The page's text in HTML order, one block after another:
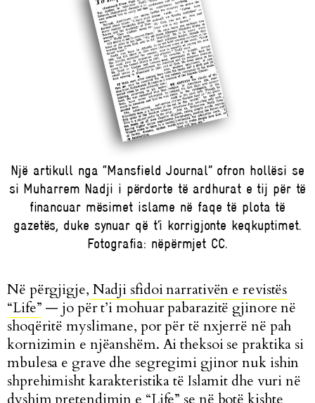
Një artikull nga “Mansfield Journal” ofron hollësi se
si Muharrem Nadji i përdorte të ardhurat e tij për të
financuar mësimet islame në faqe të plota të
gazetës, duke synuar që t’i korrigjonte keqkuptimet.
Fotografia: nëpërmjet CC.
Në përgjigje, Nadji sfidoi narrativën e revistës
“Life” — jo për t’i mohuar pabarazitë gjinore në
shoqëritë myslimane, por për të nxjerrë në pah
kornizimin e njëanshëm. Ai theksoi se praktika si
mbulesa e grave dhe segregimi gjinor nuk ishin
shprehimisht karakteristika të Islamit dhe vuri në
dyshim pretendimin e “Life” se në botë kishte